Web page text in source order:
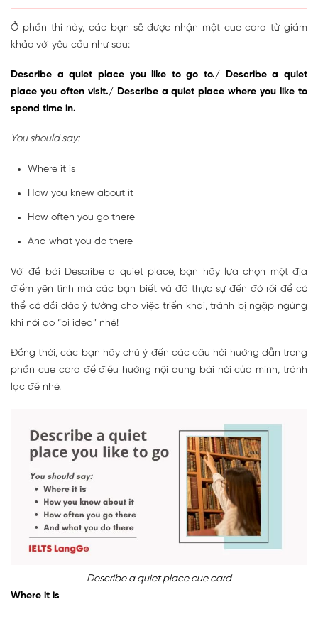
Ở phần thi này, các bạn sẽ được nhận một cue card từ giám
khảo với yêu cầu như sau:
Describe a quiet place you like to go to./ Describe a quiet
place you often visit./ Describe a quiet place where you like to
spend time in.
You should say:
Where it is
How you knew about it
How often you go there
And what you do there
Với đề bài Describe a quiet place, bạn hãy lựa chọn một địa
điểm yên tĩnh mà các bạn biết và đã thực sự đến đó rồi để có
thể có dồi dào ý tưởng cho việc triển khai, tránh bị ngập ngừng
khi nói do “bí idea” nhé!
Đồng thời, các bạn hãy chú ý đến các câu hỏi hướng dẫn trong
phần cue card để điều hướng nội dung bài nói của mình, tránh
lạc đề nhé.
Describe a quiet place cue card
Where it is